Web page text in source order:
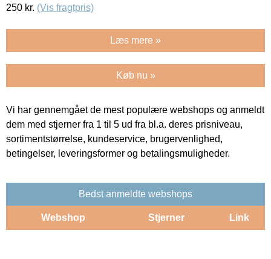
250 kr. (Vis fragtpris)
Læs mere »
Køb nu »
Vi har gennemgået de mest populære webshops og anmeldt
dem med stjerner fra 1 til 5 ud fra bl.a. deres prisniveau,
sortimentstørrelse, kundeservice, brugervenlighed,
betingelser, leveringsformer og betalingsmuligheder.
Bedst anmeldte webshops
Webshop Stjerner Link